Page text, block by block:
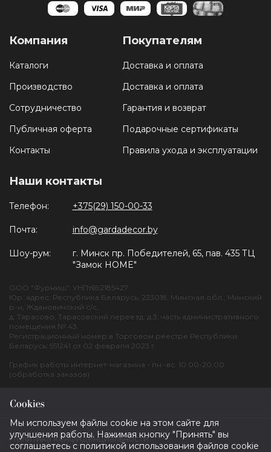
Компания
Каталоги
Производство
Сотрудничество
Публичная оферта
Контакты
Покупателям
Доставка и оплата
Доставка и оплата
Гарантия и возврат
Подарочные сертификаты
Правила ухода и эксплуатации
Наши контакты
Телефон: +375(29) 150-00-33
Почта: info@gardadecor.by
Шоу-рум:
г. Минск пр. Победителей, 65, пав. 435 ТЦ
"Замок HOME"
ООО "Фурниш". УНПт692185427
Юр. адрес: Республика Беларусь, 223018, Минская обл., Минский
р-н, Ждановичский с/с,
д. Тарасово, Тарасовский переезд, д.3, часть административного
помещения № 43.
Регистрационный номер в Торговом реестре Республики
Беларусь: 551241 от 02 февраля 2023 г.
График работы интернет-магазина - пн.-вс. 10:00-20:00
(обработка заказов)
Политика конфиденциальности
Cookies
Мы используем файлы cookie на этом сайте для
улучшения работы. Нажимая кнопку "Принять" вы
соглашаетесь с политикой использования файлов cookie